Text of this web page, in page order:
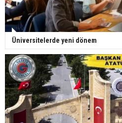
Üniversitelerde yeni dönem